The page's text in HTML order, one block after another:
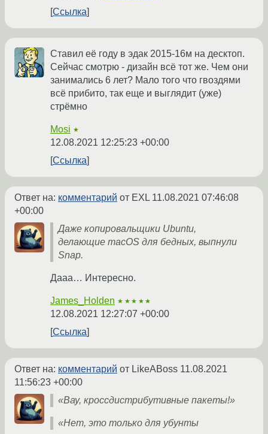
Ссылка
Ставил её году в эдак 2015-16м на десктоп.
Сейчас смотрю - дизайн всё тот же. Чем они
занимались 6 лет? Мало того что гвоздями
всё прибито, так еще и выглядит (уже)
стрёмно
Mosi ★
12.08.2021 12:25:23 +00:00
Ссылка
Ответ на: комментарий от EXL 11.08.2021 07:46:08
+00:00
Даже копировальщики Ubuntu,
делающие macOS для бедных, выпнули
Snap.
Дааа… Интересно.
James_Holden ★★★★★
12.08.2021 12:27:07 +00:00
Ссылка
Ответ на: комментарий от LikeABoss 11.08.2021
11:56:23 +00:00
«Вау, кроссдистрибутивные пакеты!»
«Нет, это только для убунты